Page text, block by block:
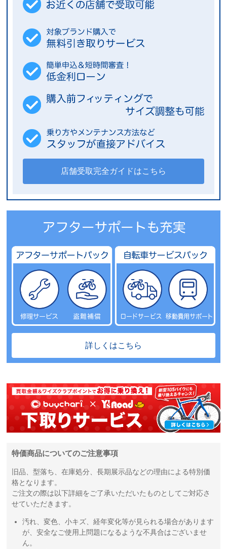
店舗受取完全ガイドはこちら
詳しくはこちら
特価商品についてのご注意事項
旧品、型落ち、在庫処分、長期展示品などの理由による特別価
格となります。
ご注文の際は以下詳細をご了承いただいたものとしてご対応さ
せていただきます。
汚れ、変色、小キズ、経年変化等が見られる場合があります
が、安全なご使用上問題になるような不具合はございませ
ん。